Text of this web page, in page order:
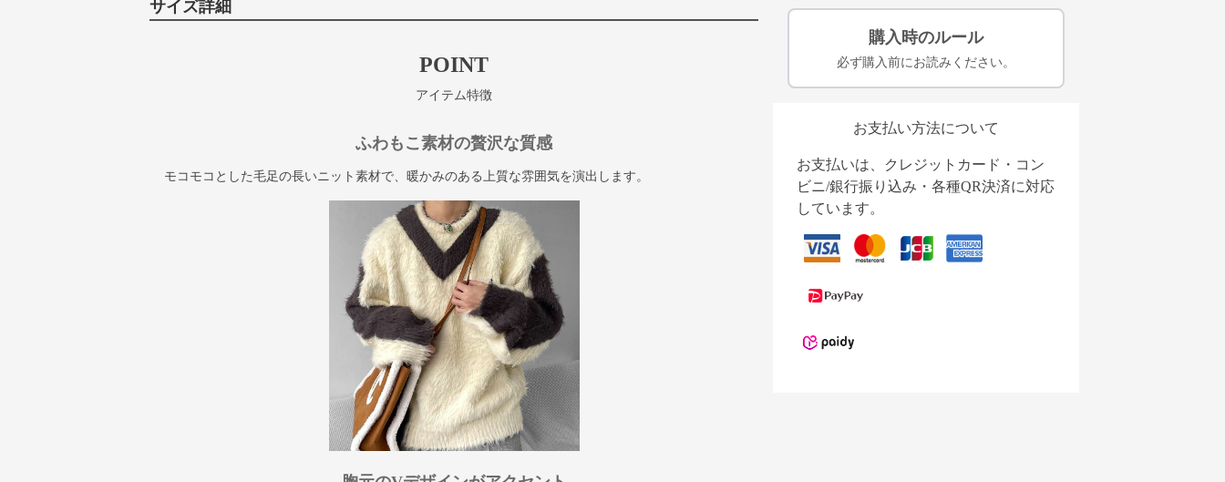
サイズ詳細
POINT
アイテム特徴
ふわもこ素材の贅沢な質感
モコモコとした毛足の長いニット素材で、暖かみのある上質な雰囲気を演出します。
購入時のルール
必ず購入前にお読みください。
お支払い方法について
お支払いは、クレジットカード・コン
ビニ/銀行振り込み・各種QR決済に対応
しています。